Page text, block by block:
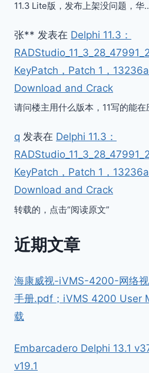
11.3 Lite版，发布上架没问题，华
张** 发表在 Delphi 11.3：
KeyPatch，Patch 1，
Download and Crack
请问楼主用什么版本，11写的能
q 发表在 Delphi 11.3：
KeyPatch，Patch 1，
Download and Crack
转载的，点击“阅读原文”
近期文章
海康威视-iVMS-4200-网络视
手册.pdf；iVMS 4200 User
载
Embarcadero Delphi 13.1
v19.1